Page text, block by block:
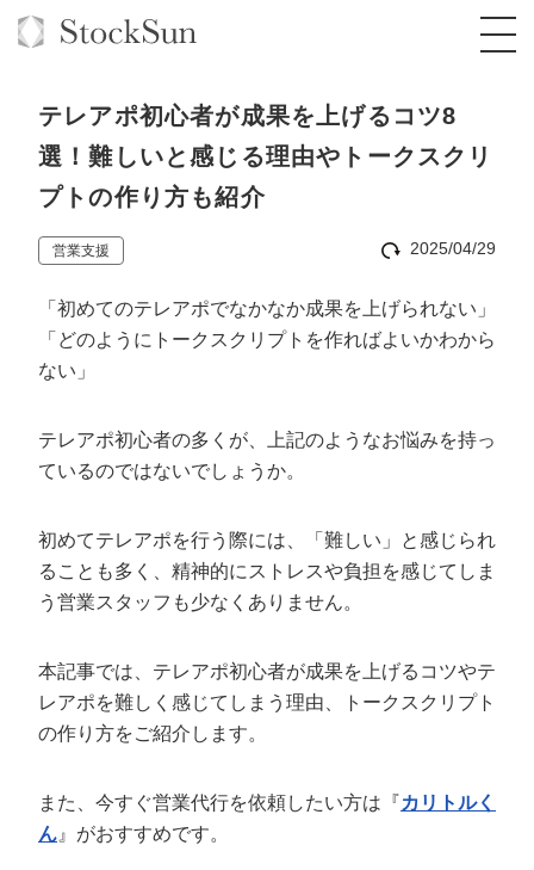
オーダーメイド支援
TOP
品質ガイドライン
社内コンペ
クレーム窓口
BPO支援
定額制Webマーケティング代行『マキトルく
ん』
定額制採用代行・RPO『トルトルくん』
ん』
定額LINE運用代行『LINEマキトルくん』
オリジナルサービス
格安でAI導入支援『あいのりAI』
拡散付1日密着動画制作『まるごと社長』
1本無料で記事を制作『SEOトライアル』
定額制LP制作・改善『最強LP』
採用YouTubeチャンネル構築『トリトル』
実績
お役立ち資料
料金表
オンラインサロン
StockSun道場
道場TOP
動画編集
エンジニア
広告運用
年収エージェント
会社概要・役員紹介
代表メッセージ（岩野圭佑）
認定パートナー
テレアポ初心者が成果を上げるコツ8
選！難しいと感じる理由やトークスクリ
プトの作り方も紹介
営業支援 2025/04/29
「初めてのテレアポでなかなか成果を上げられない」
「どのようにトークスクリプトを作ればよいかわから
ない」
テレアポ初心者の多くが、上記のようなお悩みを持っ
ているのではないでしょうか。
初めてテレアポを行う際には、「難しい」と感じられ
ることも多く、精神的にストレスや負担を感じてしま
う営業スタッフも少なくありません。
本記事では、テレアポ初心者が成果を上げるコツやテ
レアポを難しく感じてしまう理由、トークスクリプト
の作り方をご紹介します。
また、今すぐ営業代行を依頼したい方は『カリトルく
ん 』がおすすめです。